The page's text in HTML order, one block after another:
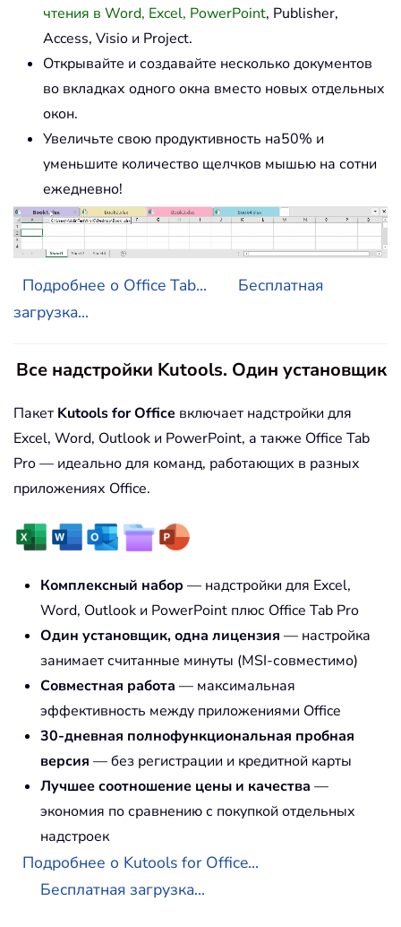
чтения в Word, Excel, PowerPoint, Publisher,
Access, Visio и Project.
Открывайте и создавайте несколько документов
во вкладках одного окна вместо новых отдельных
окон.
Увеличьте свою продуктивность на50% и
уменьшите количество щелчков мышью на сотни
ежедневно!
Подробнее о Office Tab...
Бесплатная
загрузка...
Все надстройки Kutools. Один установщик
Пакет Kutools for Office включает надстройки для
Excel, Word, Outlook и PowerPoint, а также Office Tab
Pro — идеально для команд, работающих в разных
приложениях Office.
Комплексный набор — надстройки для Excel,
Word, Outlook и PowerPoint плюс Office Tab Pro
Один установщик, одна лицензия — настройка
занимает считанные минуты (MSI-совместимо)
Совместная работа — максимальная
эффективность между приложениями Office
30-дневная полнофункциональная пробная
версия — без регистрации и кредитной карты
Лучшее соотношение цены и качества —
экономия по сравнению с покупкой отдельных
надстроек
Подробнее о Kutools for Office...
Бесплатная загрузка...